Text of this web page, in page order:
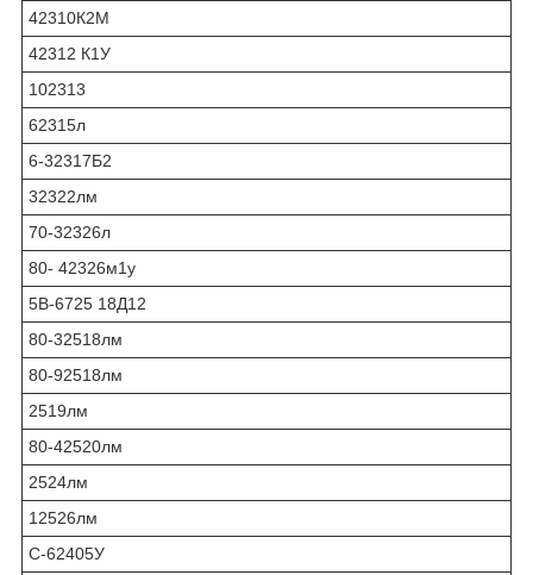
42310К2М
42312 К1У
102313
62315л
6-32317Б2
32322лм
70-32326л
80- 42326м1у
5В-6725 18Д12
80-32518лм
80-92518лм
2519лм
80-42520лм
2524лм
12526лм
С-62405У